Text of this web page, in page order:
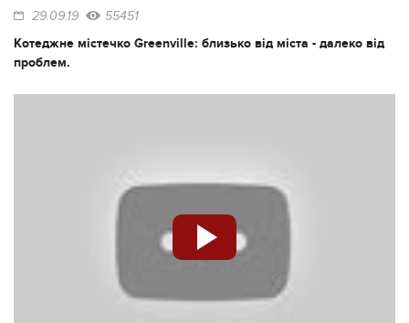
29.09.19 55451
Котеджне містечко Greenville: близько від міста - далеко від
проблем.